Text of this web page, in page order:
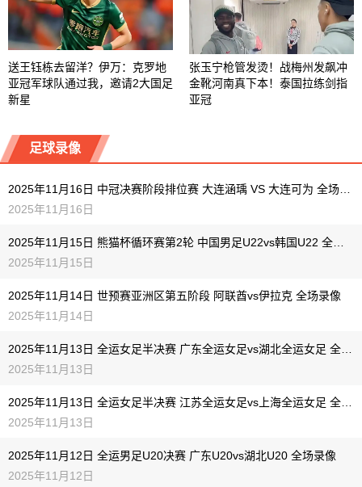
送王钰栋去留洋？伊万：克罗地
亚冠军球队通过我，邀请2大国足
新星
张玉宁枪管发烫！战梅州发飙冲
金靴河南真下本！泰国拉练剑指
亚冠
足球录像
2025年11月16日
2025年11月15日
2025年11月14日 世预赛亚洲区第五阶段 阿联酋vs伊拉克 全场录像
2025年11月14日
2025年11月13日
2025年11月13日
2025年11月12日 全运男足U20决赛 广东U20vs湖北U20 全场录像
2025年11月12日